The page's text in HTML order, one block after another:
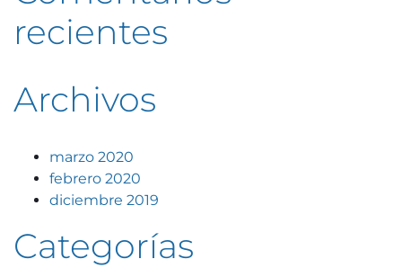
recientes
Archivos
marzo 2020
febrero 2020
diciembre 2019
Categorías